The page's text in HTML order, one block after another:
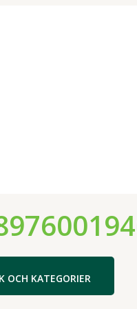
OCH KATEGORIER